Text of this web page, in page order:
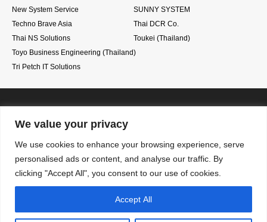
We value your privacy
We use cookies to enhance your browsing experience, serve
personalised ads or content, and analyse our traffic. By
clicking "Accept All", you consent to our use of cookies.
Accept All
New System Service
SUNNY SYSTEM
Techno Brave Asia
Thai DCR Co.
Thai NS Solutions
Toukei (Thailand)
Toyo Business Engineering (Thailand)
Tri Petch IT Solutions
BJSA
RSS
BJSA入会案内 システム導入を検討
参加企業一覧
システム会社検索
お問い合わせ
会員専用ページ
Information security policy
プライバシーポリシー